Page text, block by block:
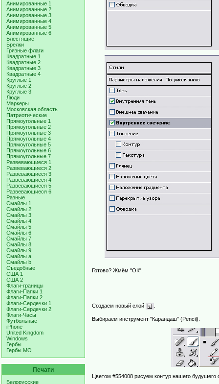
Анимированные 1
Анимированные 2
Анимированные 3
Анимированные 4
Анимированные 5
Анимированные 6
Блестящие
Брелки
Грязные флаги
Квадратные 1
Квадратные 2
Квадратные 3
Квадратные 4
Круглые 1
Круглые 2
Круглые 3
Люди
Маркеры
Московская область
Патриотические
Прямоугольные 1
Прямоугольные 2
Прямоугольные 3
Прямоугольные 4
Прямоугольные 5
Прямоугольные 6
Прямоугольные 7
Развевающиеся 1
Развевающиеся 2
Развевающиеся 3
Развевающиеся 4
Развевающиеся 5
Развевающиеся 6
Разные
Смайлы 1
Смайлы 2
Смайлы 3
Смайлы 4
Смайлы 5
Смайлы 6
Смайлы 7
Смайлы 8
Смайлы 9
Смайлы a
Смайлы b
Съедобные
США 1
США 2
Флаги-границы
Флаги-Папки 1
Флаги-Папки 2
Флаги-Сердечки 1
Флаги-Сердечки 2
Флаги-Часы
Футбольные
iPhone
United Kingdom
Windows
Гербы
Гербы МО
Печати
Белорусские
Готово? Жмём "ОК".
Создаем новый слой
Выбираем инструмент "Карандаш" (Pencil).
Цветом #554008 рисуем контур нашего